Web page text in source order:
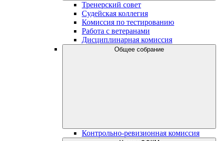
Тренерский совет
Судейская коллегия
Комиссия по тестированию
Работа с ветеранами
Дисциплинарная комиссия
Общее собрание
Контрольно-ревизионная комиссия